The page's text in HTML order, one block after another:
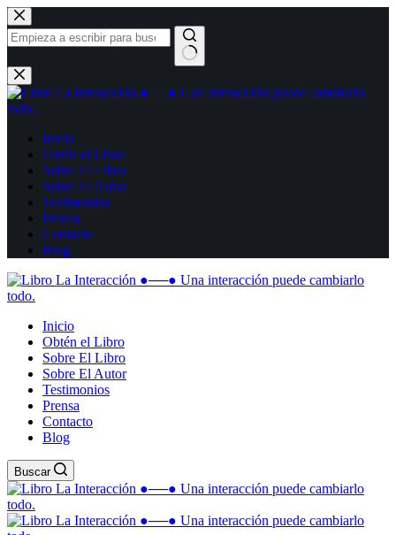
Inicio
Obtén el Libro
Sobre El Libro
Sobre El Autor
Testimonios
Prensa
Contacto
Blog
Inicio
Obtén el Libro
Sobre El Libro
Sobre El Autor
Testimonios
Prensa
Contacto
Blog
Buscar